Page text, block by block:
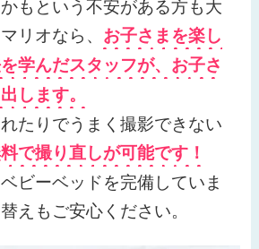
もという不安がある方も大
リオなら、 お子さまを楽し
学んだスタッフが、お子さ
します。
たりでうまく撮影できない
で撮り直しが可能です！
ビーベッドを完備していま
えもご安心ください。